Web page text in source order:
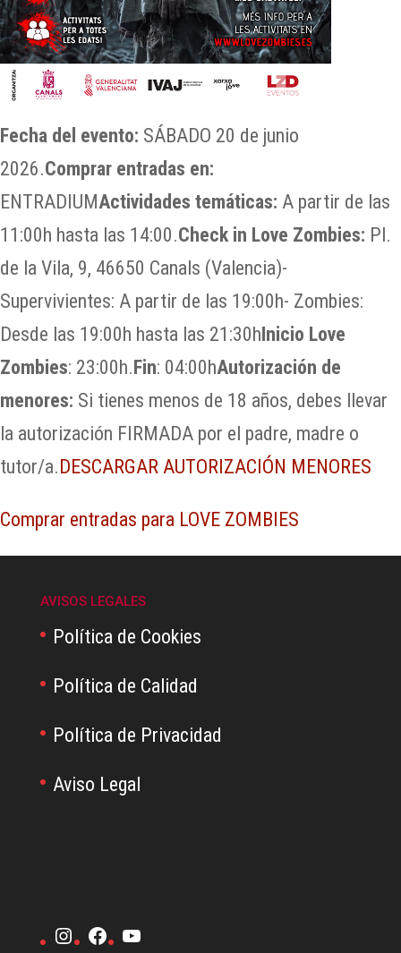
Fecha del evento: SÁBADO 20 de junio
2026.Comprar entradas en:
ENTRADIUMActividades temáticas: A partir de las
11:00h hasta las 14:00.Check in Love Zombies: Pl.
de la Vila, 9, 46650 Canals (Valencia)-
Supervivientes: A partir de las 19:00h- Zombies:
Desde las 19:00h hasta las 21:30h Inicio Love
Zombies: 23:00h. Fin: 04:00hAutorización de
menores: Si tienes menos de 18 años, debes llevar
la autorización FIRMADA por el padre, madre o
tutor/a. DESCARGAR AUTORIZACIÓN MENORES
Comprar entradas para LOVE ZOMBIES
AVISOS LEGALES
Política de Cookies
Política de Calidad
Política de Privacidad
Aviso Legal
Instagram
Facebook
YouTube